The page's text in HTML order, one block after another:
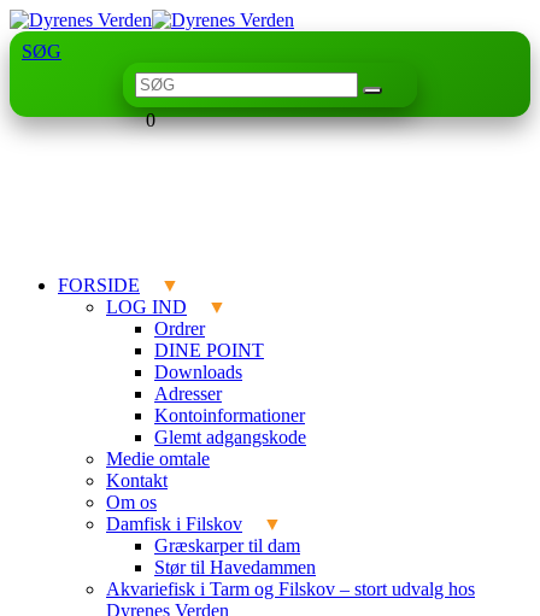
SØG
0
FORSIDE
LOG IND
Ordrer
DINE POINT
Downloads
Adresser
Kontoinformationer
Glemt adgangskode
Medie omtale
Kontakt
Om os
Damfisk i Filskov
Græskarper til dam
Stør til Havedammen
Akvariefisk i Tarm og Filskov – stort udvalg hos
Dyrenes Verden